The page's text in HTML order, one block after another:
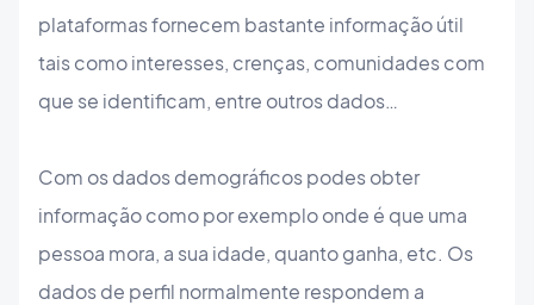
plataformas fornecem bastante informação útil
tais como interesses, crenças, comunidades com
que se identificam, entre outros dados…
Com os dados demográficos podes obter
informação como por exemplo onde é que uma
pessoa mora, a sua idade, quanto ganha, etc. Os
dados de perfil normalmente respondem a